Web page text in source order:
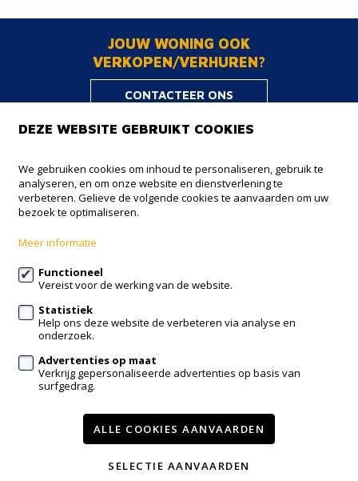
JOUW WONING OOK
VERKOPEN/VERHUREN?
CONTACTEER ONS
NOBIS+
Onze Lieve Vrouwstraat 18
3050 Oud-Heverlee
info@nobisplus.be
Volg ons op:
Te koop Nieuwbouw
Nieuws
DEZE WEBSITE GEBRUIKT COOKIES
We gebruiken cookies om inhoud te personaliseren, gebruik te
analyseren, en om onze website en dienstverlening te
verbeteren. Gelieve de volgende cookies te aanvaarden om uw
bezoek te optimaliseren.
Meer informatie
Functioneel
Vereist voor de werking van de website.
Statistiek
Help ons deze website de verbeteren via analyse en
onderzoek.
Advertenties op maat
Verkrijg gepersonaliseerde advertenties op basis van
surfgedrag.
ALLE COOKIES AANVAARDEN
SELECTIE AANVAARDEN